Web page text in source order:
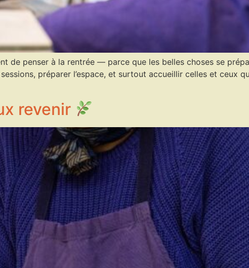
de penser à la rentrée — parce que les belles choses se
préparer l’espace, et surtout accueillir celles et ceux
revenir